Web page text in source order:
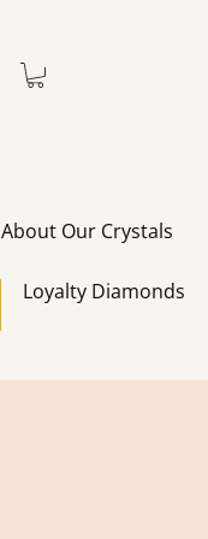
About Our Crystals
Loyalty Diamonds